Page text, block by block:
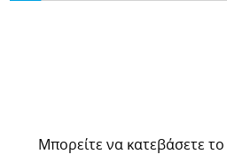
Μπορείτε να κατεβάσετε